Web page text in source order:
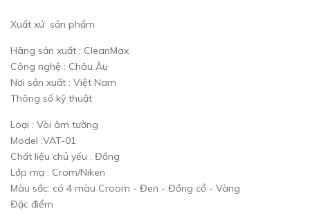
Xuất xứ sản phẩm
Hãng sản xuất : CleanMax
Công nghệ : Châu Âu
Nơi sản xuất : Việt Nam
Thông số kỹ thuật
Loại : Vòi âm tường
Model :VAT-01
Chất liệu chủ yếu : Đồng
Lớp mạ : Crom/Niken
Màu sắc: có 4 màu Croom - Đen - Đồng cổ - Vàng
Đặc điểm